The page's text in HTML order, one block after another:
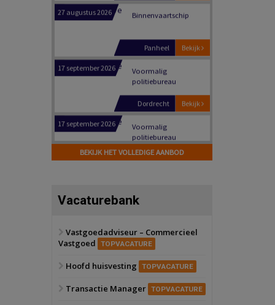
Bekijk
Panheel
Voormalig
politiebureau
Dordrecht
Voormalig
politiebureau
Hilversum
17 september 2026
Voormalig
Zwanenburg
6 oktober 2026 Transformatieobject
BEKIJK HET VOLLEDIGE AANBOD
Vacaturebank
Vastgoedadviseur – Commercieel
Vastgoed
TOPVACATURE
Hoofd huisvesting TOPVACATURE
Transactie Manager TOPVACATURE